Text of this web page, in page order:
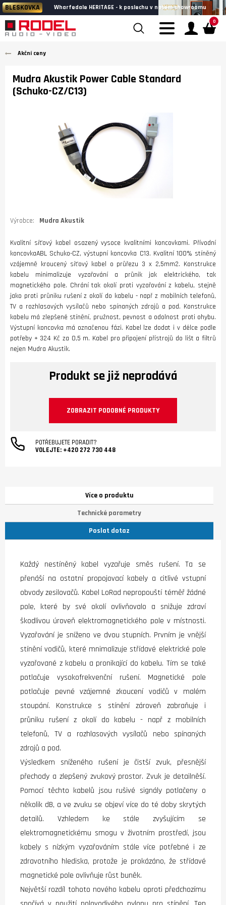
BLESKOVKA Wharfedale HERITAGE - k poslechu v našem showroomu
0
Akční ceny
Mudra Akustik Power Cable Standard
(Schuko-CZ/C13)
Výrobce: Mudra Akustik
Kvalitní síťový kabel osazený vysoce kvalitními koncovkami. Přívodní
koncovkaABL Schuko-CZ, výstupní koncovka C13. Kvalitní 100% stíněný
vzájemně kroucený síťový kabel o průřezu 3 x 2,5mm2. Konstrukce
kabelu minimalizuje vyzařování a průnik jak elektrického, tak
magnetického pole. Chrání tak okolí proti vyzařování z kabelu, stejně
jako proti průniku rušení z okolí do kabelu - např z mobilních telefonů,
TV a rozhlasových vysílačů nebo spínaných zdrojů a pod. Konstrukce
kabelu má zlepšené stínění, pružnost, pevnost a odolnost proti ohybu.
Výstupní koncovka má označenou fázi. Kabel lze dodat i v délce podle
potřeby + 324 Kč za 0,5 m. Kabel pro připojení přístrojů do lišt a filtrů
nejen Mudra Akustik.
Produkt se již neprodává
ZOBRAZIT PODOBNÉ PRODUKTY
POTŘEBUJETE PORADIT?
VOLEJTE: +420 272 730 448
Více o produktu
Technické parametry
Poslat dotaz
Každý nestíněný kabel vyzařuje směs rušení. Ta se
přenáší na ostatní propojovací kabely a citlivé vstupní
obvody zesilovačů. Kabel LoRad nepropouští téměř žádné
pole, které by své okolí ovlivňovalo a snižuje zdraví
škodlivou úroveň elektromagnetického pole v místnosti.
Vyzařování je sníženo ve dvou stupních. Prvním je vnější
stínění vodičů, které mnimalizuje střídavé elektrické pole
vyzařované z kabelu a pronikající do kabelu. Tím se také
potlačuje vysokofrekvenční rušení. Magnetické pole
potlačuje pevné vzájemné zkoucení vodičů v malém
stoupání. Konstrukce s stínění zároveň zabraňuje i
průniku rušení z okolí do kabelu - např z mobilních
telefonů, TV a rozhlasových vysílačů nebo spínaných
zdrojů a pod.
Výsledkem sníženého rušení je čistší zvuk, přesnější
přechody a zlepšený zvukový prostor. Zvuk je detailněší.
Pomocí těchto kabelů jsou rušivé signály potlačeny o
několik dB, a ve zvuku se objeví více do té doby skrytých
detailů. Vzhledem ke stále zvyšujícím se
elektromagnetickému smogu v životním prostředí, jsou
kabely s nízkým vyzařováním stále více potřebné i ze
zdravotního hlediska, protože je prokázáno, že střídavé
magnetické pole ovlivňuje růst buněk.
Největší rozdíl tohoto nového kabelu oproti předchozímu